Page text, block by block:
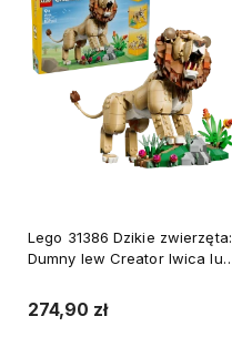
Lego 31386 Dzikie zwierzęta:
Dumny lew Creator lwica lub
274,90 zł